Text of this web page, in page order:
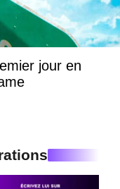
jour en